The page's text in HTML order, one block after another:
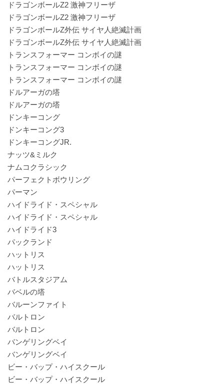
ドラゴンボールZ2 激神フリーザ
ドラゴンボールZ2 激神フリーザ
ドラゴンボールZ外伝 サイヤ人絶滅計画
ドラゴンボールZ外伝 サイヤ人絶滅計画
トランスフォーマー コンボイの謎
トランスフォーマー コンボイの謎
トランスフォーマー コンボイの謎
ドルアーガの塔
ドルアーガの塔
ドンキーコング
ドンキーコング3
ドンキーコングJR.
ナッツ&ミルク
ナムコクラシック
パーフェクトボウリング
パーマン
ハイドライド・スペシャル
ハイドライド・スペシャル
ハイドライド3
パックランド
ハットリス
ハットリス
バトルスタジアム
バベルの塔
バルーンファイト
バルトロン
バルトロン
バンゲリングベイ
バンゲリングベイ
ビー・バップ・ハイスクール
ビー・バップ・ハイスクール